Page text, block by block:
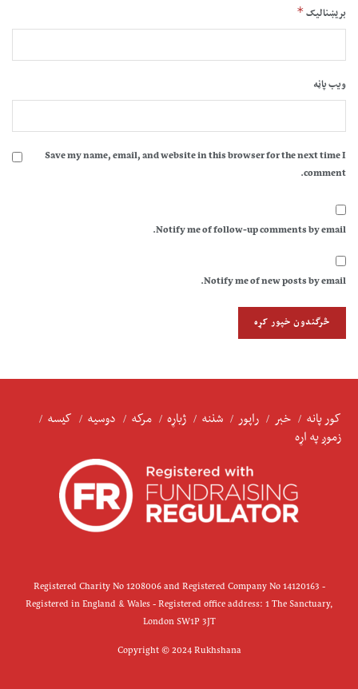
بریښنالیک*
ویب پاڼه
Save my name, email, and website in this browser for the next time I
comment.
Notify me of follow-up comments by email.
Notify me of new posts by email.
کور پانه خبر راپور شننه ژباړه مرکه دوسیه
کیسه
زموږ په اړه
Registered Charity No 1208006 and Registered Company No 14120163 -
Registered in England & Wales - Registered office address: 1 The Sanctuary,
London SW1P 3JT
Copyright © 2024 Rukhshana